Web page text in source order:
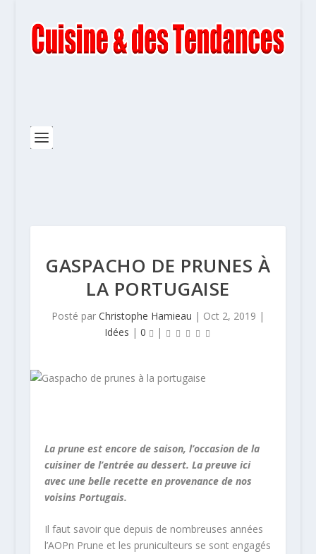
GASPACHO DE PRUNES À
LA PORTUGAISE
Posté par Christophe Hamieau | Oct 2, 2019 |
Idées | 0 |
La prune est encore de saison, l’occasion de la
cuisiner de l’entrée au dessert. La preuve ici
avec une belle recette en provenance de nos
voisins Portugais.
Il faut savoir que depuis de nombreuses années
l’AOPn Prune et les pruniculteurs se sont engagés